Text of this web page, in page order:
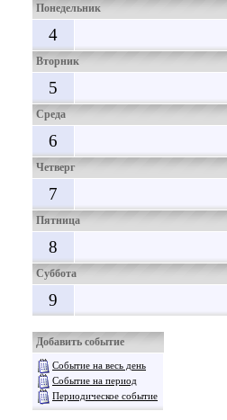
Понедельник
4
Вторник
5
Среда
6
Четверг
7
Пятница
8
Суббота
9
Добавить событие
Событие на весь день
Событие на период
Периодическое событие